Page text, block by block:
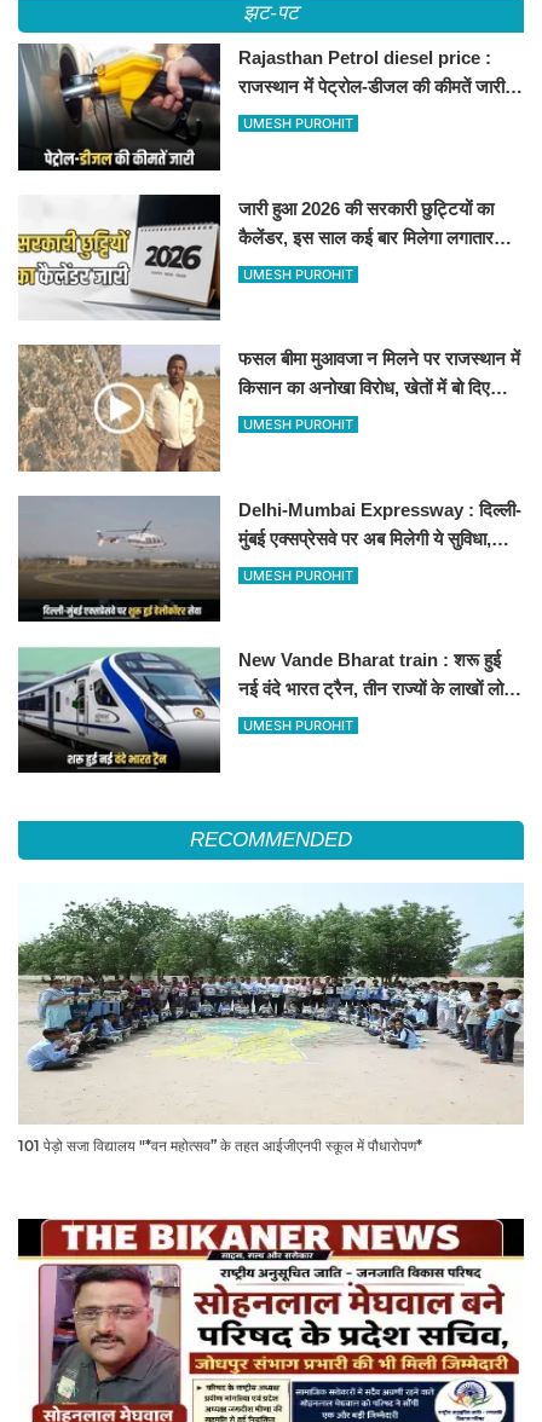
झट-पट
Rajasthan Petrol diesel price :
राजस्थान में पेट्रोल-डीजल की कीमतें जारी,
जानिए बीकानेर समेत पुरे प्रदेश में नए रेट
UMESH PUROHIT
जारी हुआ 2026 की सरकारी छुट्टियों का
कैलेंडर, इस साल कई बार मिलेगा लगातार
अवकाश, देखें
UMESH PUROHIT
फसल बीमा मुआवजा न मिलने पर राजस्थान में
किसान का अनोखा विरोध, खेतों में बो दिए
500-500 रुपए के नोट, वीडियो वायरल
UMESH PUROHIT
Delhi-Mumbai Expressway : दिल्ली-
मुंबई एक्सप्रेसवे पर अब मिलेगी ये सुविधा,
हेलीकॉप्टर सर्विस से तुरंत घायल पहुंचेगा
UMESH PUROHIT
New Vande Bharat train : शरू हुई
नई वंदे भारत ट्रैन, तीन राज्यों के लाखों लोगों
का सफर होगा आसान, देखें पूरा रूटमैप
UMESH PUROHIT
RECOMMENDED
101 पेड़ो सजा विद्यालय "*वन महोत्सव” के तहत आईजीएनपी स्कूल में पौधारोपण*